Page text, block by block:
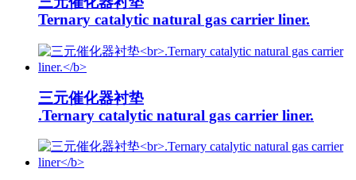
Ternary catalytic natural gas carrier liner.
三元催化器衬垫
.Ternary catalytic natural gas carrier liner.